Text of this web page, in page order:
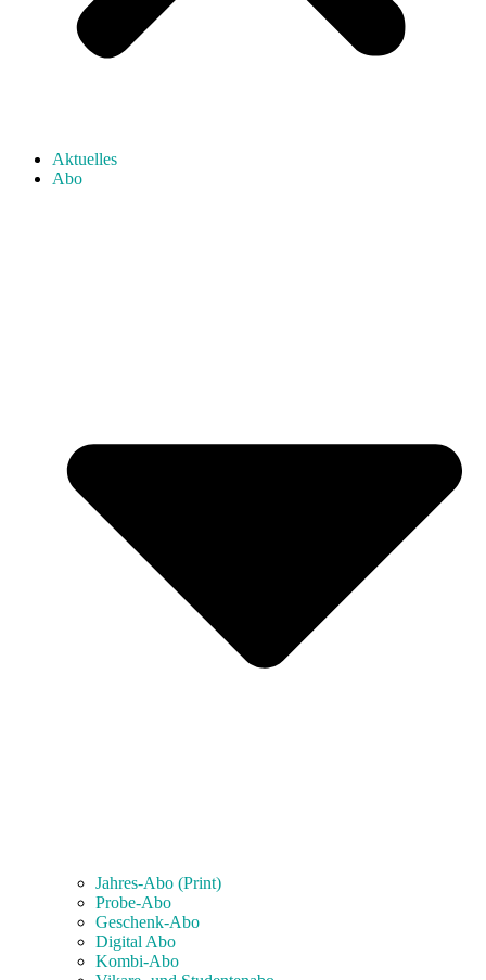
Aktuelles
Abo
Jahres-Abo (Print)
Probe-Abo
Geschenk-Abo
Digital Abo
Kombi-Abo